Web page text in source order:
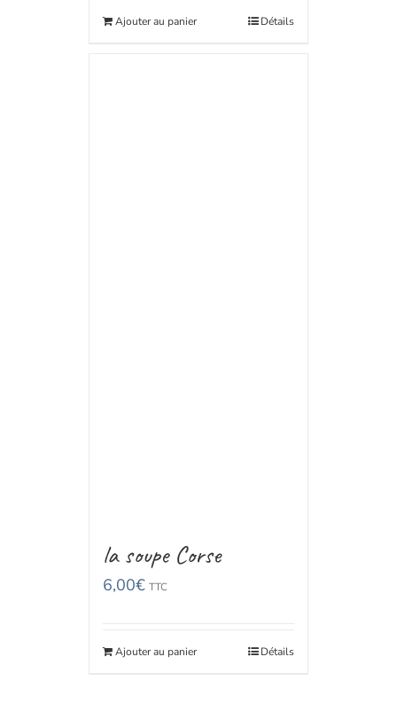
Ajouter au panier Détails
la soupe Corse
6,00€ TTC
Ajouter au panier Détails